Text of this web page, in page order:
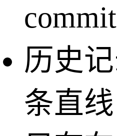
commit
历史
条直线